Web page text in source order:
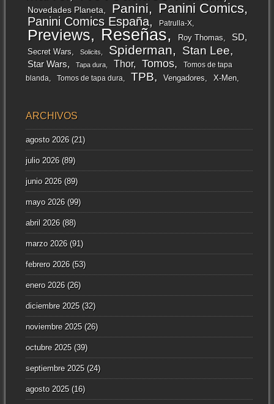
Novedades Planeta Panini Panini Comics
Panini Comics España Patrulla-X
Previews Reseñas Roy Thomas SD
Secret Wars Solicits Spiderman Stan Lee
Star Wars Tapa dura Thor Tomos
Tomos de tapa
blanda
Tomos de tapa dura TPB Vengadores X-Men
ARCHIVOS
agosto 2026(21)
julio 2026(89)
junio 2026(89)
mayo 2026(99)
abril 2026(88)
marzo 2026(91)
febrero 2026(53)
enero 2026(26)
diciembre 2025(32)
noviembre 2025(26)
octubre 2025(39)
septiembre 2025(24)
agosto 2025(16)